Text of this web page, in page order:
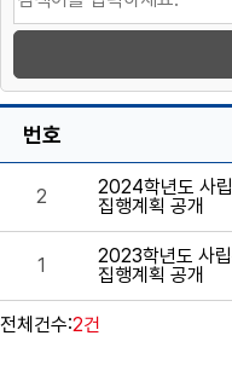
번호
2
2024학년도 사립
집행계획 공개
1
2023학년도 사립
집행계획 공개
전체건수:2건